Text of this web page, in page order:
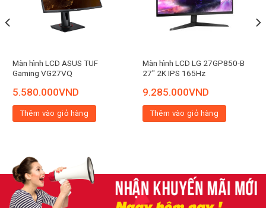
Màn hình LCD ASUS TUF
Gaming VG27VQ
5.580.000VND
Thêm vào giỏ hàng
Màn hình LCD LG 27GP850-B
27″ 2K IPS 165Hz
9.285.000VND
Thêm vào giỏ hàng